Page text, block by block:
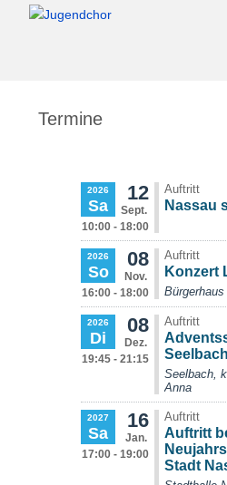
Termine